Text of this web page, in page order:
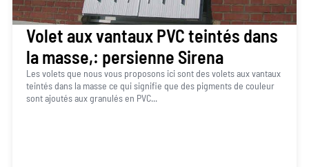
Volet aux vantaux PVC teintés dans
la masse,: persienne Sirena
Les volets que nous vous proposons ici sont des volets aux vantaux
teintés dans la masse ce qui signifie que des pigments de couleur
sont ajoutés aux granulés en PVC...